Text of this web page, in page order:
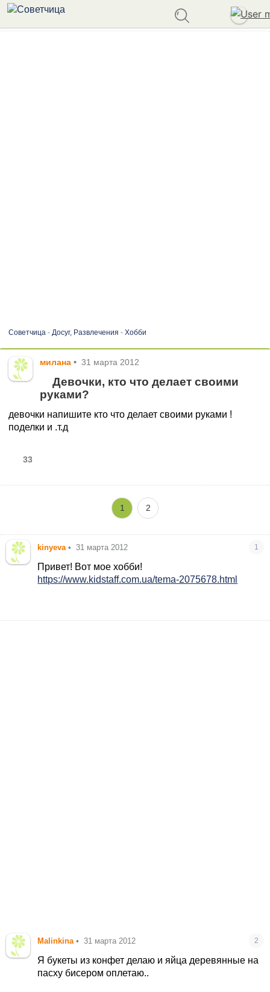
Советчица- Досуг, Развлечения - Хобби
милана • 31 марта 2012
Девочки, кто что делает своими
руками?
девочки напишите кто что делает своими руками !
поделки и .т.д
33
1 2
kinyeva • 31 марта 2012 1
Привет! Вот мое хобби!
https://www.kidstaff.com.ua/tema-2075678.html
Malinkina • 31 марта 2012 2
Я букеты из конфет делаю и яйца деревянные на
пасху бисером оплетаю..